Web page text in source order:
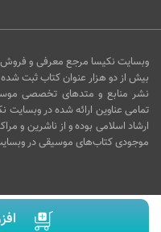
وبسایت نکیسا مرجع معرفی و فروش
بیش از دو هزار عنوان کتاب ثبت
نشر منابع و متدهای تخصصی
تمامی عناوین ارائه شده در وبسایت
ارشاد اسلامی بوده و از ناشرین و
موجودی کتاب‌های موسیقی در
- All rights reserved